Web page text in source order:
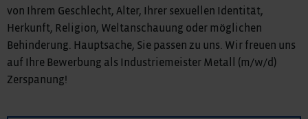
von Ihrem Geschlecht, Alter, Ihrer sexuellen Identität,
Herkunft, Religion, Weltanschauung oder möglichen
Behinderung. Hauptsache, Sie passen zu uns. Wir freuen uns
auf Ihre Bewerbung als Industriemeister Metall (m/w/d)
Zerspanung!